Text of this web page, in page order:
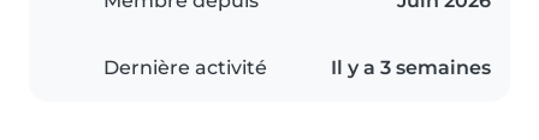
Dernière activité Il y a 3 semaines